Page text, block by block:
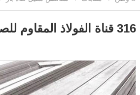
316 قناة الفولاذ المقاوم للصدأ بار